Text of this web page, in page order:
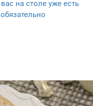
на столе уже есть